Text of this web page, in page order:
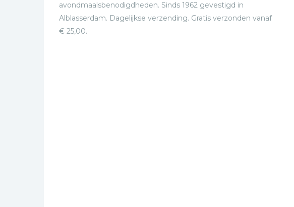
avondmaalsbenodigdheden. Sinds 1962 gevestigd in
Alblasserdam. Dagelijkse verzending. Gratis verzonden vanaf
€ 25,00.